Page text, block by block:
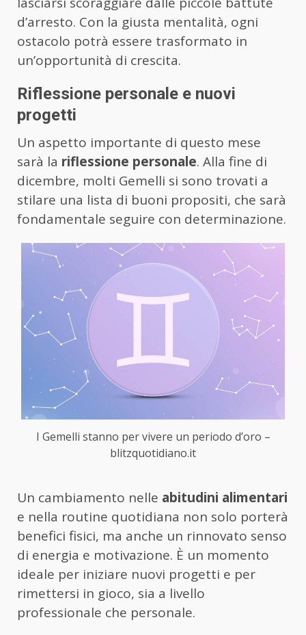
d’arresto. Con la giusta mentalità, ogni
ostacolo potrà essere trasformato in
un’opportunità di crescita.
Riflessione personale e nuovi
progetti
Un aspetto importante di questo mese
sarà la riflessione personale. Alla fine di
dicembre, molti Gemelli si sono trovati a
stilare una lista di buoni propositi, che sarà
fondamentale seguire con determinazione.
I Gemelli stanno per vivere un periodo d’oro –
blitzquotidiano.it
Un cambiamento nelle abitudini alimentari
e nella routine quotidiana non solo porterà
benefici fisici, ma anche un rinnovato senso
di energia e motivazione. È un momento
ideale per iniziare nuovi progetti e per
rimettersi in gioco, sia a livello
professionale che personale.